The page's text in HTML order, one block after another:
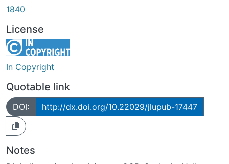
1840
License
In Copyright
Quotable link
DOI: http://dx.doi.org/10.22029/jlupub-17447
Notes